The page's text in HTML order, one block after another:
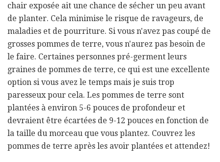
chair exposée ait une chance de sécher un peu avant
de planter. Cela minimise le risque de ravageurs, de
maladies et de pourriture. Si vous n'avez pas coupé de
grosses pommes de terre, vous n'aurez pas besoin de
le faire. Certaines personnes pré-germent leurs
graines de pommes de terre, ce qui est une excellente
option si vous avez le temps mais je suis trop
paresseux pour cela. Les pommes de terre sont
plantées à environ 5-6 pouces de profondeur et
devraient être écartées de 9-12 pouces en fonction de
la taille du morceau que vous plantez. Couvrez les
pommes de terre après les avoir plantées et attendez!